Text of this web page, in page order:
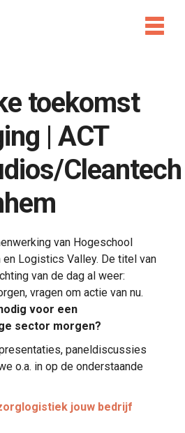
toekomst
| ACT
Cleantech
van Hogeschool
en Logistics Valley. De titel van
van de dag al weer:
vragen om actie van nu.
voor een
sector morgen?
paneldiscussies
o.a. in op de onderstaande
jouw bedrijf